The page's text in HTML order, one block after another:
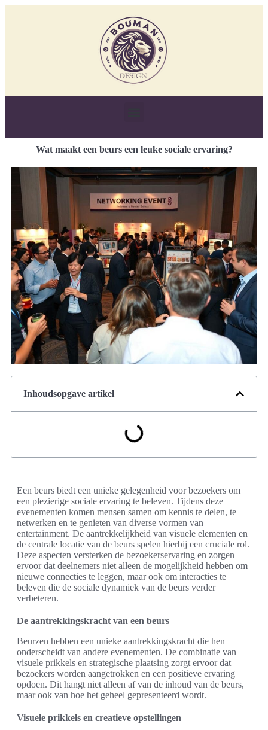
Wat maakt een beurs een leuke sociale ervaring?
Inhoudsopgave artikel
Een beurs biedt een unieke gelegenheid voor bezoekers om
een plezierige sociale ervaring te beleven. Tijdens deze
evenementen komen mensen samen om kennis te delen, te
netwerken en te genieten van diverse vormen van
entertainment. De aantrekkelijkheid van visuele elementen en
de centrale locatie van de beurs spelen hierbij een cruciale rol.
Deze aspecten versterken de bezoekerservaring en zorgen
ervoor dat deelnemers niet alleen de mogelijkheid hebben om
nieuwe connecties te leggen, maar ook om interacties te
beleven die de sociale dynamiek van de beurs verder
verbeteren.
De aantrekkingskracht van een beurs
Beurzen hebben een unieke aantrekkingskracht die hen
onderscheidt van andere evenementen. De combinatie van
visuele prikkels en strategische plaatsing zorgt ervoor dat
bezoekers worden aangetrokken en een positieve ervaring
opdoen. Dit hangt niet alleen af van de inhoud van de beurs,
maar ook van hoe het geheel gepresenteerd wordt.
Visuele prikkels en creatieve opstellingen